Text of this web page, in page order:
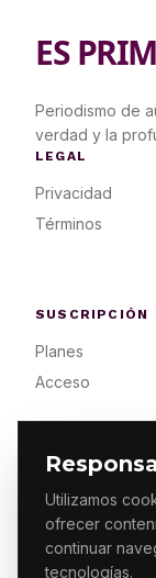
Utilizamos
ofrecer
continuar
tecnologías.
ES
Periodismo de
verdad y la
LEGAL
Privacidad
Términos
SUSCRIPCIÓN
Planes
Acceso
© 2026 ES
RESERVADOS